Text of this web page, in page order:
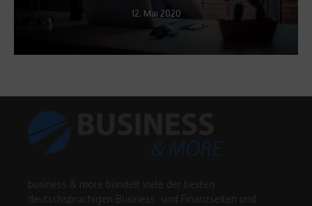
12. Mai 2020
business & more bündelt viele der besten
deutschsprachigen Business -und Finanzseiten und